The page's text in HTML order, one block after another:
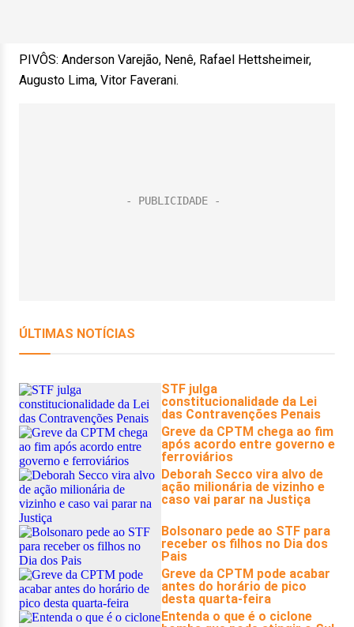
PIVÔS: Anderson Varejão, Nenê, Rafael Hettsheimeir,
Augusto Lima, Vitor Faverani.